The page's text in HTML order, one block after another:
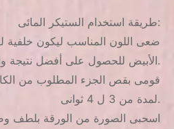
طريقة استخدام الستيكر المائى:
الأبيض للحصول على أفضل نتيجة واتركيه ليجف جيدا.
لمدة من 3 ل 4 ثوانى.